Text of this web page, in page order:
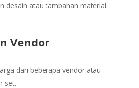
desain atau tambahan material.
Vendor
dari beberapa vendor atau
set.